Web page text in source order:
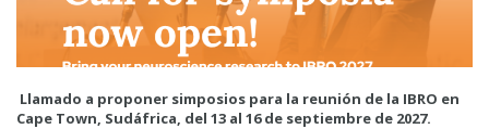
Llamado a proponer simposios para la reunión de la IBRO en
Cape Town, Sudáfrica, del 13 al 16 de septiembre de 2027.